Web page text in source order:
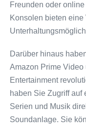
Freunden oder
Konsolen bieten
Darüber hinaus
Amazon Prime
Entertainment
haben Sie Zugriff auf
Serien und Musik
Soundanlage. Sie